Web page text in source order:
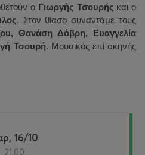
ο Γιωργής Τσουρής και ο
. Στον θίασο συναντάμε τους
Θανάση Δόβρη, Ευαγγελία
Τσουρή. Μουσικός επί σκηνής
16/10
21:00